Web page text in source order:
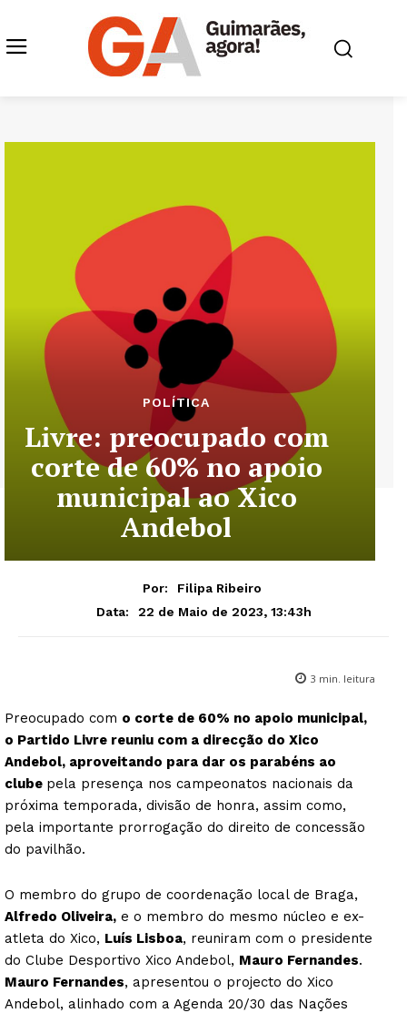
POLÍTICA
Livre: preocupado com
corte de 60% no apoio
municipal ao Xico
Andebol
Por:
Filipa Ribeiro
Data:
22 de Maio de 2023, 13:43h
3 min. leitura
Preocupado com o corte de 60% no apoio municipal,
o Partido Livre reuniu com a direcção do Xico
Andebol, aproveitando para dar os parabéns ao
clube pela presença nos campeonatos nacionais da
próxima temporada, divisão de honra, assim como,
pela importante prorrogação do direito de concessão
do pavilhão.
O membro do grupo de coordenação local de Braga,
Alfredo Oliveira, e o membro do mesmo núcleo e ex-
atleta do Xico, Luís Lisboa, reuniram com o presidente
do Clube Desportivo Xico Andebol, Mauro Fernandes.
Mauro Fernandes, apresentou o projecto do Xico
Andebol, alinhado com a Agenda 20/30 das Nações